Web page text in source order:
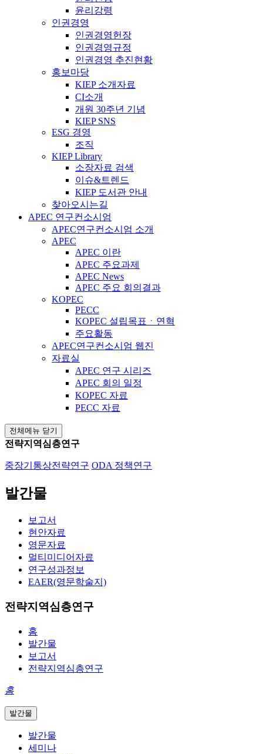
윤리강령
인권경영
인권경영헌장
인권경영규정
인권경영 추진현황
홍보마당
KIEP 소개자료
CI소개
개원 30주년 기념
KIEP SNS
ESG 경영
조직
KIEP Library
소장자료 검색
이슈&트렌드
KIEP 도서관 안내
찾아오시는길
APEC 연구컨소시엄
APEC연구컨소시엄 소개
APEC
APEC 이란
APEC 주요과제
APEC News
APEC 주요 회의결과
KOPEC
PECC
KOPEC 설립목표ㆍ연혁
주요활동
APEC연구컨소시엄 웹진
자료실
APEC 연구 시리즈
APEC 회의 일정
KOPEC 자료
PECC 자료
전체메뉴 닫기
전략지역심층연구
중장기통상전략연구 ODA 정책연구
발간물
보고서
현안자료
영문자료
멀티미디어자료
연구성과정보
EAER(영문학술지)
전략지역심층연구
홈
발간물
보고서
전략지역심층연구
홈
발간물
발간물
세미나